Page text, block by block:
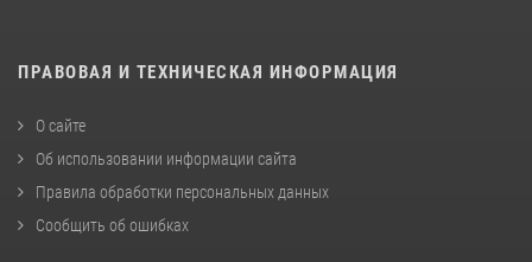
ПРАВОВАЯ И ТЕХНИЧЕСКАЯ ИНФОРМАЦИЯ
О сайте
Об использовании информации сайта
Правила обработки персональных данных
Сообщить об ошибках